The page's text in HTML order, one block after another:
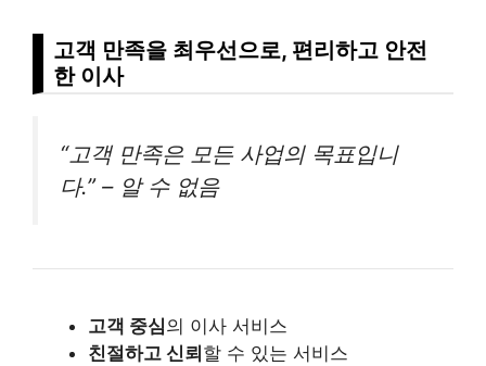
고객 만족을 최우선으로, 편리하고 안전
한 이사
“고객 만족은 모든 사업의 목표입니
다.” – 알 수 없음
고객 중심의 이사 서비스
친절하고 신뢰 할 수 있는 서비스